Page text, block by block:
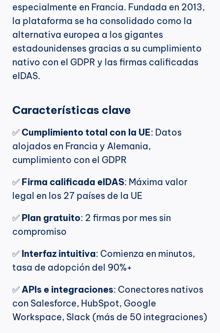
especialmente en Francia. Fundada en 2013,
la plataforma se ha consolidado como la
alternativa europea a los gigantes
estadounidenses gracias a su cumplimiento
nativo con el GDPR y las firmas calificadas
eIDAS.
Características clave
✅ Cumplimiento total con la UE: Datos
alojados en Francia y Alemania,
cumplimiento con el GDPR
✅ Firma calificada eIDAS: Máxima valor
legal en los 27 países de la UE
✅ Plan gratuito: 2 firmas por mes sin
compromiso
✅ Interfaz intuitiva: Comienza en minutos,
tasa de adopción del 90%+
✅ APIs e integraciones: Conectores nativos
con Salesforce, HubSpot, Google
Workspace, Slack (más de 50 integraciones)